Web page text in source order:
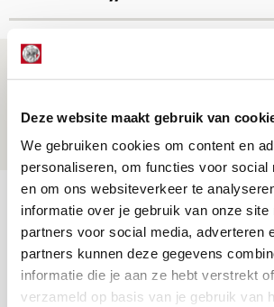
Deze website maakt gebruik van
We gebruiken cookies om content en
personaliseren, om functies voor social
en om ons websiteverkeer te
informatie over je gebruik van onze site
partners voor social media, adverteren
partners kunnen deze gegevens
informatie die je aan ze hebt verstrekt
verzameld op basis van je gebruik van
Brandt: ‘Ajax en Cruijff
07 AUGUSTUS 2026 - 20:02
NIEUWS
Míchel geeft blessure-
spreekt over Godts, Baas en
aanwinsten
07 AUGUSTUS 2026 - 14:13
NIEUWS